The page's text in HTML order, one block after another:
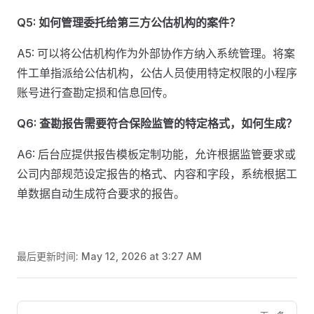
Q5: 如何管理委托给第三方公估机构的案件？
A5: 可以将公估机构作为外部协作方纳入系统管理。将案
件工单指派给公估机构，公估人员使用特定权限的小程序
账号进行查勘定损和信息回传。
Q6: 查勘报告需要符合保险监管的特定格式，如何生成？
A6: 后台应提供报告模板定制功能，允许根据监管要求或
公司内部规范设定报告的格式、内容和字段，系统根据工
单数据自动生成符合要求的报告。
最后更新时间: May 12, 2026 at 3:27 AM
Pager